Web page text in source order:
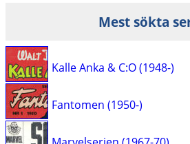
Mest sökta
Kalle Anka & C:O (1948-)
Fantomen (1950-)